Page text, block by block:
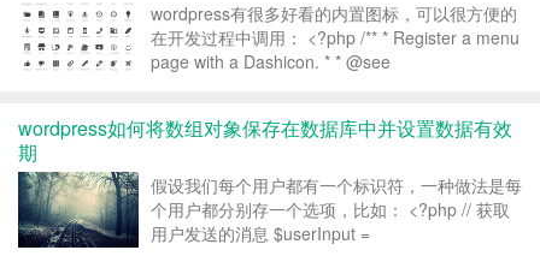
wordpress有很多好看的内置图标，可以很方便的
在开发过程中调用： <?php /** * Register a menu
page with a Dashicon. * * @see
wordpress如何将数组对象保存在数据库中并设置数据有效
期
假设我们每个用户都有一个标识符，一种做法是每
个用户都分别存一个选项，比如： <?php // 获取
用户发送的消息 $userInput =